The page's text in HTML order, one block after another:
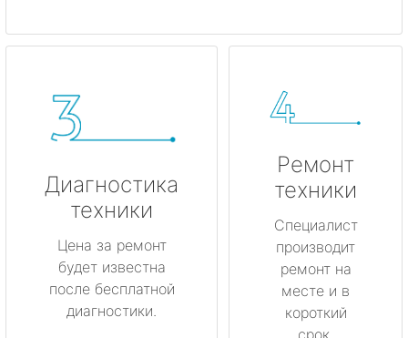
Диагностика
техники
Цена за ремонт
будет известна
после бесплатной
диагностики.
Ремонт
техники
Специалист
производит
ремонт на
месте и в
короткий